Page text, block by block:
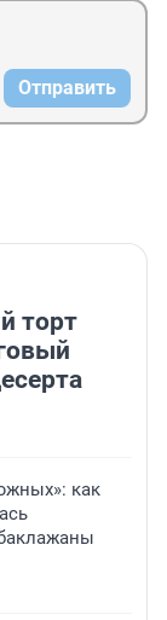
Отправить
торт
как